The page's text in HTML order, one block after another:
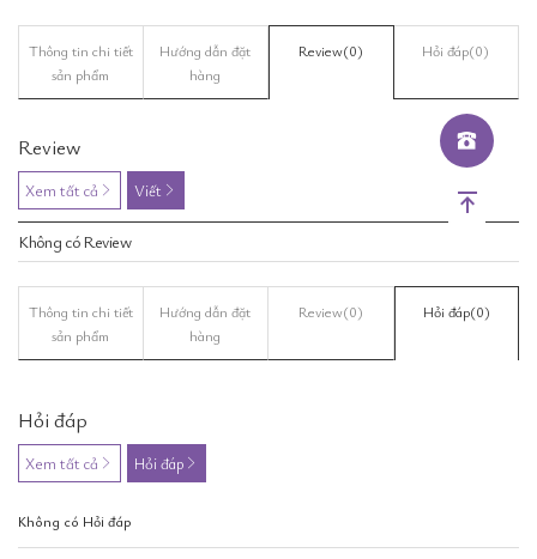
Thông tin chi tiết
sản phẩm
Hướng dẫn đặt
hàng
Review(0) Hỏi đáp(0)
Review
Xem tất cả Viết
Không có Review
Thông tin chi tiết
sản phẩm
Hướng dẫn đặt
hàng
Review(0) Hỏi đáp(0)
Hỏi đáp
Xem tất cả Hỏi đáp
Không có Hỏi đáp